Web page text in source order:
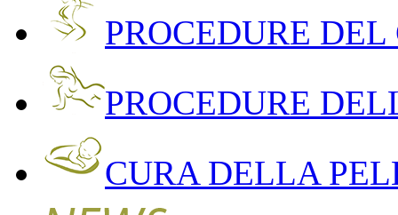
PROCEDURE DEL
PROCEDURE
CURA DELLA